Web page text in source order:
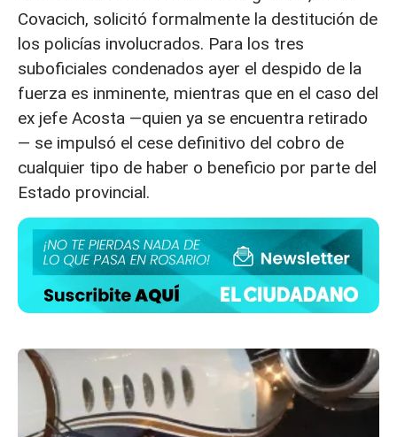
Covacich, solicitó formalmente la destitución de
los policías involucrados. Para los tres
suboficiales condenados ayer el despido de la
fuerza es inminente, mientras que en el caso del
ex jefe Acosta —quien ya se encuentra retirado
— se impulsó el cese definitivo del cobro de
cualquier tipo de haber o beneficio por parte del
Estado provincial.